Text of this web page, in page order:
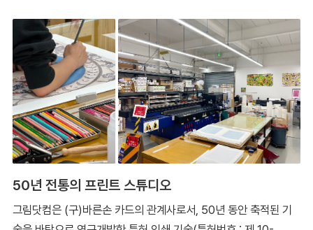
50년 전통의 프린트 스튜디오
그림닷컴은 (구)바른손 카드의 관계사로서, 50년 동안 축적된 기